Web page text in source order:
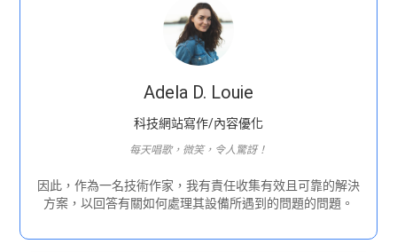
Adela D. Louie
科技網站寫作/內容優化
每天唱歌，微笑，令人驚訝！
因此，作為一名技術作家，我有責任收集有效且可靠的解決
方案，以回答有關如何處理其設備所遇到的問題的問題。